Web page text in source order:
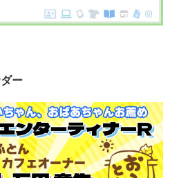
ー